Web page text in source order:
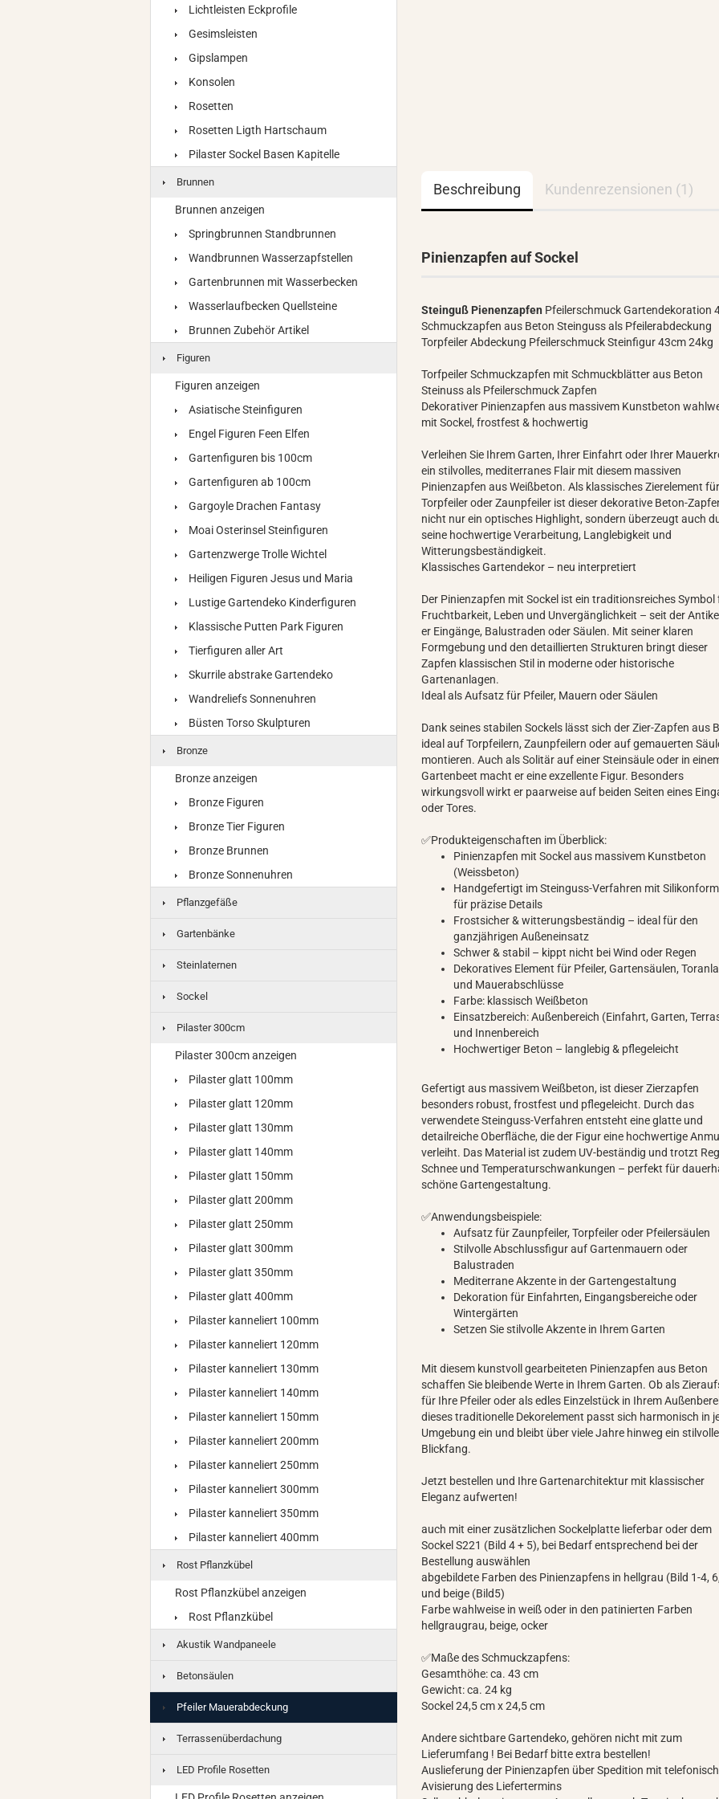
Beschreibung Kundenrezensionen (1)
Pinienzapfen auf Sockel
Steinguß Pienenzapfen Pfeilerschmuck Gartendekoration
Schmuckzapfen aus Beton Steinguss als Pfeilerabdeckung
Torpfeiler Abdeckung Pfeilerschmuck Steinfigur 43cm 24kg
Torfpeiler Schmuckzapfen mit Schmuckblätter aus Beton
Steinuss als Pfeilerschmuck Zapfen
Dekorativer Pinienzapfen aus massivem Kunstbeton
mit Sockel, frostfest & hochwertig
Verleihen Sie Ihrem Garten, Ihrer Einfahrt oder Ihrer
ein stilvolles, mediterranes Flair mit diesem massiven
Pinienzapfen aus Weißbeton. Als klassisches Zierelement für
Torpfeiler oder Zaunpfeiler ist dieser dekorative Beton-
nicht nur ein optisches Highlight, sondern überzeugt auch
seine hochwertige Verarbeitung, Langlebigkeit und
Witterungsbeständigkeit.
Klassisches Gartendekor – neu interpretiert
Der Pinienzapfen mit Sockel ist ein traditionsreiches Symbol
Fruchtbarkeit, Leben und Unvergänglichkeit – seit der
er Eingänge, Balustraden oder Säulen. Mit seiner klaren
Formgebung und den detaillierten Strukturen bringt dieser
Zapfen klassischen Stil in moderne oder historische
Gartenanlagen.
Ideal als Aufsatz für Pfeiler, Mauern oder Säulen
Dank seines stabilen Sockels lässt sich der Zier-Zapfen aus
ideal auf Torpfeilern, Zaunpfeilern oder auf gemauerten
montieren. Auch als Solitär auf einer Steinsäule oder in
Gartenbeet macht er eine exzellente Figur. Besonders
wirkungsvoll wirkt er paarweise auf beiden Seiten eines
oder Tores.
✅Produkteigenschaften im Überblick:
Pinienzapfen mit Sockel aus massivem Kunstbeton
(Weissbeton)
Handgefertigt im Steinguss-Verfahren mit
für präzise Details
Frostsicher & witterungsbeständig – ideal für den
ganzjährigen Außeneinsatz
Schwer & stabil – kippt nicht bei Wind oder Regen
Dekoratives Element für Pfeiler, Gartensäulen,
und Mauerabschlüsse
Farbe: klassisch Weißbeton
Einsatzbereich: Außenbereich (Einfahrt, Garten,
und Innenbereich
Hochwertiger Beton – langlebig & pflegeleicht
Gefertigt aus massivem Weißbeton, ist dieser Zierzapfen
besonders robust, frostfest und pflegeleicht. Durch das
verwendete Steinguss-Verfahren entsteht eine glatte und
detailreiche Oberfläche, die der Figur eine hochwertige
verleiht. Das Material ist zudem UV-beständig und trotzt
Schnee und Temperaturschwankungen – perfekt für
schöne Gartengestaltung.
✅Anwendungsbeispiele:
Aufsatz für Zaunpfeiler, Torpfeiler oder Pfeilersäulen
Stilvolle Abschlussfigur auf Gartenmauern oder
Balustraden
Mediterrane Akzente in der Gartengestaltung
Dekoration für Einfahrten, Eingangsbereiche oder
Wintergärten
Setzen Sie stilvolle Akzente in Ihrem Garten
Mit diesem kunstvoll gearbeiteten Pinienzapfen aus Beton
schaffen Sie bleibende Werte in Ihrem Garten. Ob als
für Ihre Pfeiler oder als edles Einzelstück in Ihrem
dieses traditionelle Dekorelement passt sich harmonisch in
Umgebung ein und bleibt über viele Jahre hinweg ein
Blickfang.
Jetzt bestellen und Ihre Gartenarchitektur mit klassischer
Eleganz aufwerten!
auch mit einer zusätzlichen Sockelplatte lieferbar oder dem
Sockel S221 (Bild 4 + 5), bei Bedarf entsprechend bei der
Bestellung auswählen
abgebildete Farben des Pinienzapfens in hellgrau (Bild 1-4,
und beige (Bild5)
Farbe wahlweise in weiß oder in den patinierten Farben
hellgraugrau, beige, ocker
✅Maße des Schmuckzapfens:
Gesamthöhe: ca. 43 cm
Gewicht: ca. 24 kg
Sockel 24,5 cm x 24,5 cm
Andere sichtbare Gartendeko, gehören nicht mit zum
Lieferumfang ! Bei Bedarf bitte extra bestellen!
Auslieferung der Pinienzapfen über Spedition mit
Avisierung des Liefertermins
Lichtleisten Eckprofile
Gesimsleisten
Gipslampen
Konsolen
Rosetten
Rosetten Ligth Hartschaum
Pilaster Sockel Basen Kapitelle
Brunnen
Brunnen anzeigen
Springbrunnen Standbrunnen
Wandbrunnen Wasserzapfstellen
Gartenbrunnen mit Wasserbecken
Wasserlaufbecken Quellsteine
Brunnen Zubehör Artikel
Figuren
Figuren anzeigen
Asiatische Steinfiguren
Engel Figuren Feen Elfen
Gartenfiguren bis 100cm
Gartenfiguren ab 100cm
Gargoyle Drachen Fantasy
Moai Osterinsel Steinfiguren
Gartenzwerge Trolle Wichtel
Heiligen Figuren Jesus und Maria
Lustige Gartendeko Kinderfiguren
Klassische Putten Park Figuren
Tierfiguren aller Art
Skurrile abstrake Gartendeko
Wandreliefs Sonnenuhren
Büsten Torso Skulpturen
Bronze
Bronze anzeigen
Bronze Figuren
Bronze Tier Figuren
Bronze Brunnen
Bronze Sonnenuhren
Pflanzgefäße
Gartenbänke
Steinlaternen
Sockel
Pilaster 300cm
Pilaster 300cm anzeigen
Pilaster glatt 100mm
Pilaster glatt 120mm
Pilaster glatt 130mm
Pilaster glatt 140mm
Pilaster glatt 150mm
Pilaster glatt 200mm
Pilaster glatt 250mm
Pilaster glatt 300mm
Pilaster glatt 350mm
Pilaster glatt 400mm
Pilaster kanneliert 100mm
Pilaster kanneliert 120mm
Pilaster kanneliert 130mm
Pilaster kanneliert 140mm
Pilaster kanneliert 150mm
Pilaster kanneliert 200mm
Pilaster kanneliert 250mm
Pilaster kanneliert 300mm
Pilaster kanneliert 350mm
Pilaster kanneliert 400mm
Rost Pflanzkübel
Rost Pflanzkübel anzeigen
Rost Pflanzkübel
Akustik Wandpaneele
Betonsäulen
Pfeiler Mauerabdeckung
Terrassenüberdachung
LED Profile Rosetten